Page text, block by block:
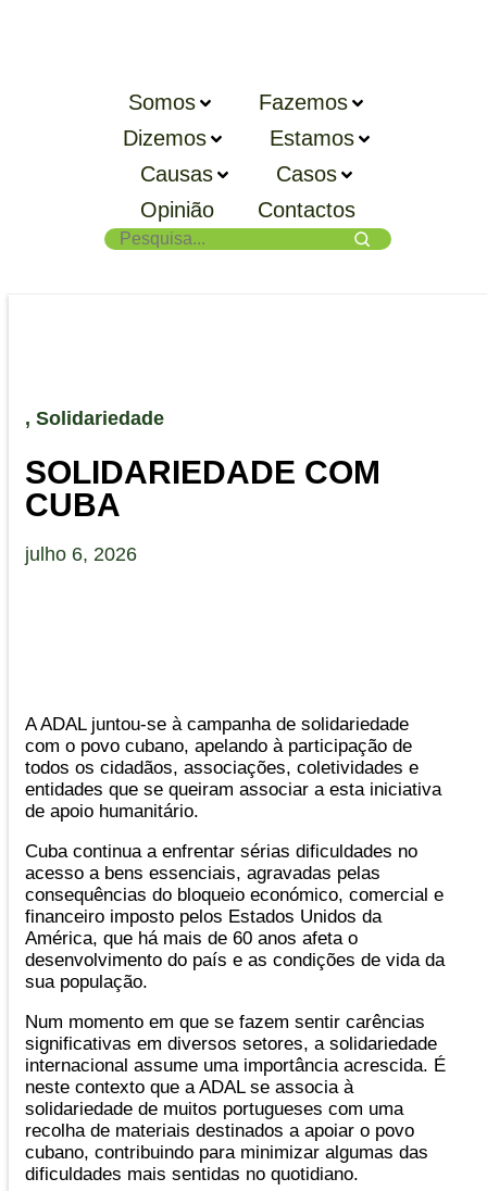
Somos
Fazemos
Dizemos
Estamos
Causas
Casos
Opinião
Contactos
, Solidariedade
SOLIDARIEDADE COM
CUBA
julho 6, 2026
A ADAL juntou-se à campanha de solidariedade
com o povo cubano, apelando à participação de
todos os cidadãos, associações, coletividades e
entidades que se queiram associar a esta iniciativa
de apoio humanitário.
Cuba continua a enfrentar sérias dificuldades no
acesso a bens essenciais, agravadas pelas
consequências do bloqueio económico, comercial e
financeiro imposto pelos Estados Unidos da
América, que há mais de 60 anos afeta o
desenvolvimento do país e as condições de vida da
sua população.
Num momento em que se fazem sentir carências
significativas em diversos setores, a solidariedade
internacional assume uma importância acrescida. É
neste contexto que a ADAL se associa à
solidariedade de muitos portugueses com uma
recolha de materiais destinados a apoiar o povo
cubano, contribuindo para minimizar algumas das
dificuldades mais sentidas no quotidiano.